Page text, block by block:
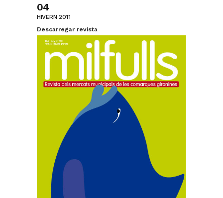
04
HIVERN 2011
Descarregar revista